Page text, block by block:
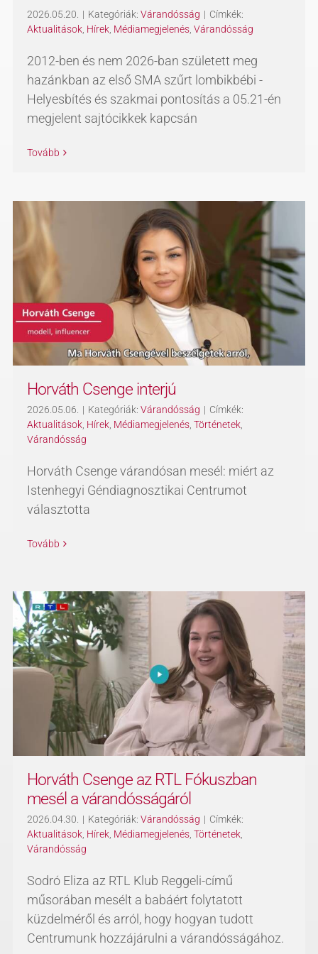
2026.05.20. | Kategóriák: Várandósság | Címkék:
Aktualitások Hírek Médiamegjelenés Várandósság
2012-ben és nem 2026-ban született meg
hazánkban az első SMA szűrt lombikbébi -
Helyesbítés és szakmai pontosítás a 05.21-én
megjelent sajtócikkek kapcsán
Tovább
Horváth Csenge interjú
2026.05.06. | Kategóriák: Várandósság | Címkék:
Aktualitások Hírek Médiamegjelenés Történetek
Várandósság
Horváth Csenge várandósan mesél: miért az
Istenhegyi Géndiagnosztikai Centrumot
választotta
Tovább
Horváth Csenge az RTL Fókuszban
mesél a várandósságáról
2026.04.30. | Kategóriák: Várandósság | Címkék:
Aktualitások, Hírek, Médiamegjelenés, Történetek,
Várandósság
Sodró Eliza az RTL Klub Reggeli-című
műsorában mesélt a babáért folytatott
küzdelméről és arról, hogy hogyan tudott
Centrumunk hozzájárulni a várandósságához.